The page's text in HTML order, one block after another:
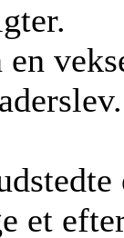
en
et